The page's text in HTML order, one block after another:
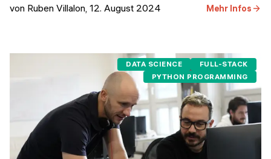
von Ruben Villalon 12. August 2024 Mehr Infos
DATA SCIENCE
FULL-STACK
PYTHON PROGRAMMING